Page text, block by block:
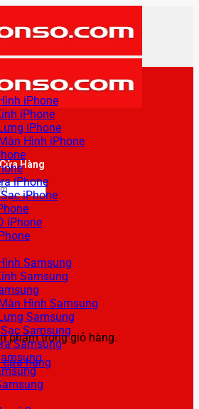
Cửa Hàng
phẩm trong giỏ hàng.
cửa hàng
iPhone
iPhone
iPhone
Hình iPhone
iPhone
iPhone
iPhone
Samsung
Samsung
Hình Samsung
Samsung
Samsung
Samsung